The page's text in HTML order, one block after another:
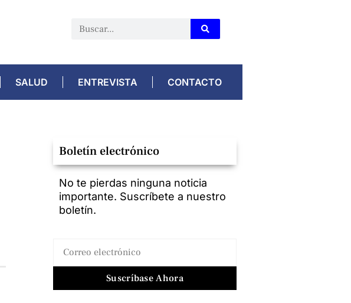
SALUD ENTREVISTA CONTACTO
Boletín electrónico
No te pierdas ninguna noticia
importante. Suscríbete a nuestro
boletín.
Suscríbase Ahora